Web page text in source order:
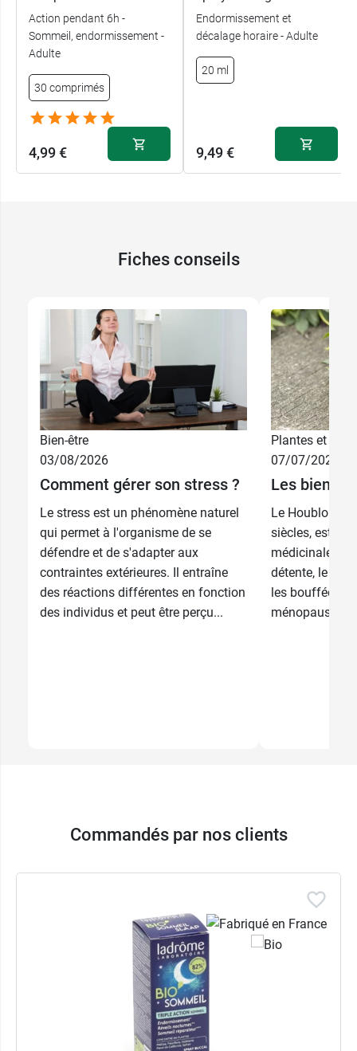
Action pendant 6h -
Sommeil, endormissement -
Adulte
30 comprimés
4,99 €
Endormissement et
décalage horaire - Adulte
20 ml
9,49 €
Fiches conseils
Bien-être
03/08/2026
Comment gérer son stress ?
Le stress est un phénomène naturel
qui permet à l'organisme de se
défendre et de s'adapter aux
contraintes extérieures. Il entraîne
des réactions différentes en fonction
des individus et peut être perçu...
Plantes et
07/07/2026
Les
Le Houblon,
siècles, est
médicinales
détente, le
les bouffées
ménopause.
Commandés par nos clients